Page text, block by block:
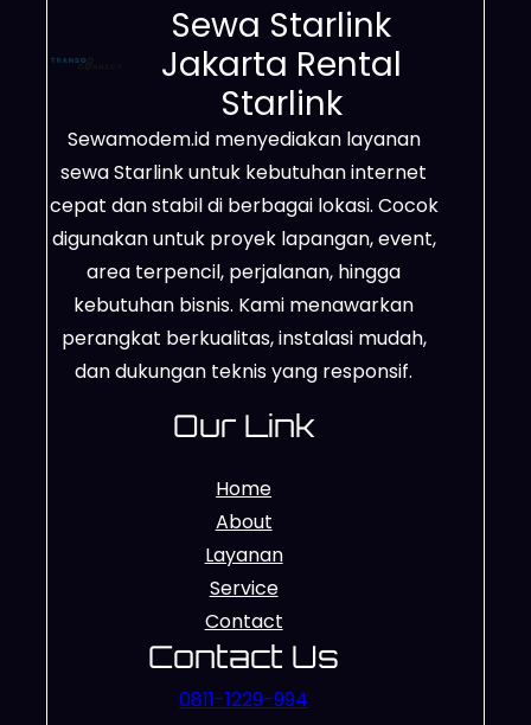
penggunaan pribadi dengan
sistem sewa yang fleksibel.
Bahkan, jaringannya mampu
menjangkau wilayah terpencil,
area dengan sinyal lemah, serta
lokasi yang belum tersedia
jaringan fiber…
Sewa Starlink
Jakarta Rental
Starlink
Sewamodem.id menyediakan layanan
sewa Starlink untuk kebutuhan internet
cepat dan stabil di berbagai lokasi. Cocok
digunakan untuk proyek lapangan, event,
area terpencil, perjalanan, hingga
kebutuhan bisnis. Kami menawarkan
perangkat berkualitas, instalasi mudah,
dan dukungan teknis yang responsif.
Our Link
Home
About
Layanan
Service
Contact
Contact Us
0811-1229-994